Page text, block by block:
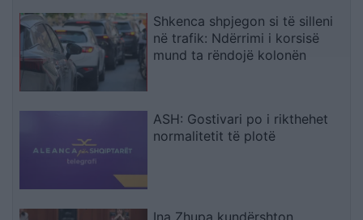
Shkenca shpjegon si të silleni
në trafik: Ndërrimi i korsisë
mund ta rëndojë kolonën
ASH: Gostivari po i rikthehet
normalitetit të plotë
Ina Zhupa kundërshton